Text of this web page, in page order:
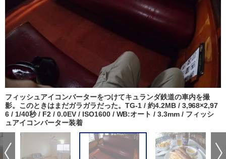
フィッシュアイコンバーターをつけてキュランダ鉄道の車内を撮
影。このときはまだガラガラだった。TG-1 / 約4.2MB / 3,968×2,97
6 / 1/40秒 / F2 / 0.0EV / ISO1600 / WB:オート / 3.3mm / フィッシ
ュアイコンバーター装着